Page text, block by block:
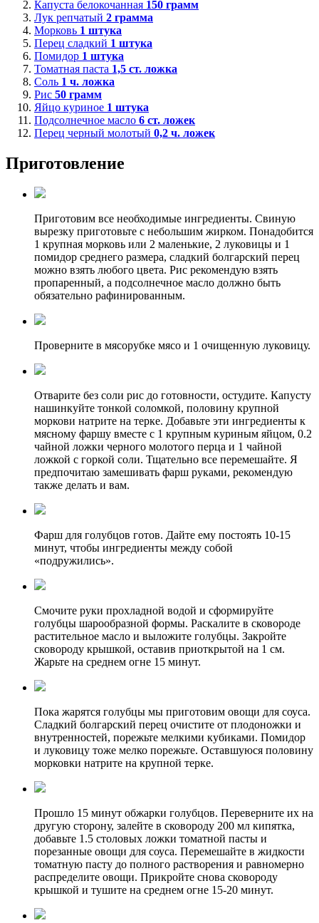
Капуста белокочанная 150 грамм
Лук репчатый 2 грамма
Морковь 1 штука
Перец сладкий 1 штука
Помидор 1 штука
Томатная паста 1,5 ст. ложка
Соль 1 ч. ложка
Рис 50 грамм
Яйцо куриное 1 штука
Подсолнечное масло 6 ст. ложек
Перец черный молотый 0,2 ч. ложек
Приготовление
Приготовим все необходимые ингредиенты. Свиную
вырезку приготовьте с небольшим жирком. Понадобится
1 крупная морковь или 2 маленькие, 2 луковицы и 1
помидор среднего размера, сладкий болгарский перец
можно взять любого цвета. Рис рекомендую взять
пропаренный, а подсолнечное масло должно быть
обязательно рафинированным.
Проверните в мясорубке мясо и 1 очищенную луковицу.
Отварите без соли рис до готовности, остудите. Капусту
нашинкуйте тонкой соломкой, половину крупной
моркови натрите на терке. Добавьте эти ингредиенты к
мясному фаршу вместе с 1 крупным куриным яйцом, 0.2
чайной ложки черного молотого перца и 1 чайной
ложкой с горкой соли. Тщательно все перемешайте. Я
предпочитаю замешивать фарш руками, рекомендую
также делать и вам.
Фарш для голубцов готов. Дайте ему постоять 10-15
минут, чтобы ингредиенты между собой
«подружились».
Смочите руки прохладной водой и сформируйте
голубцы шарообразной формы. Раскалите в сковороде
растительное масло и выложите голубцы. Закройте
сковороду крышкой, оставив приоткрытой на 1 см.
Жарьте на среднем огне 15 минут.
Пока жарятся голубцы мы приготовим овощи для соуса.
Сладкий болгарский перец очистите от плодоножки и
внутренностей, порежьте мелкими кубиками. Помидор
и луковицу тоже мелко порежьте. Оставшуюся половину
морковки натрите на крупной терке.
Прошло 15 минут обжарки голубцов. Переверните их на
другую сторону, залейте в сковороду 200 мл кипятка,
добавьте 1.5 столовых ложки томатной пасты и
порезанные овощи для соуса. Перемешайте в жидкости
томатную пасту до полного растворения и равномерно
распределите овощи. Прикройте снова сковороду
крышкой и тушите на среднем огне 15-20 минут.